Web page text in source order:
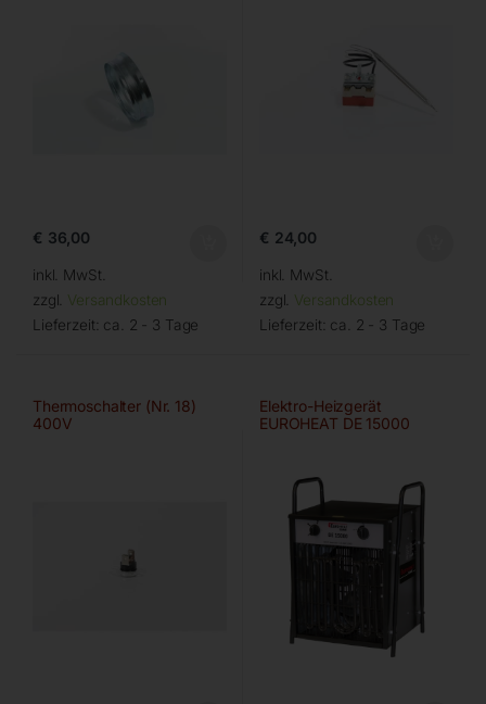
€ 36,00
inkl. MwSt.
zzgl. Versandkosten
Lieferzeit: ca. 2 - 3 Tage
€ 24,00
inkl. MwSt.
zzgl. Versandkosten
Lieferzeit: ca. 2 - 3 Tage
Thermoschalter (Nr. 18)
400V
Elektro-Heizgerät
EUROHEAT DE 15000